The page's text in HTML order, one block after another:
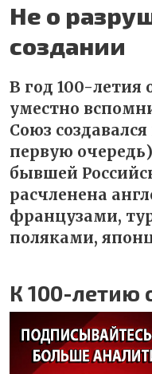
Не о
создании
В год 100-летия
уместно
Союз
первую
бывшей
расчленена
французами,
поляками,
К 100-летию